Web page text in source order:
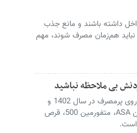
داشته باشند و مانع جذب
هم‌زمان مصرف شوند، مهم
بی ملاحظه نباشید
داده‎های بیمه سلامت نشان می‎دهد، چند داروی پرمصرف‎ در سال 1402 و
1403 مشابه هم هستند که شامل آموکسی‌سیلین، آسپرین ASA، متفورمین 500، قرص